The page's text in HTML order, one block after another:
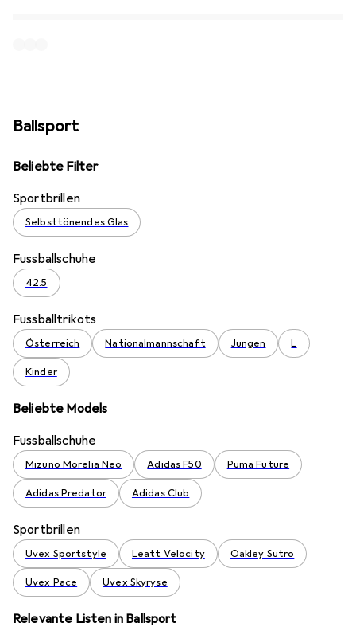
Ballsport
Beliebte Filter
Sportbrillen
Selbsttönendes Glas
Fussballschuhe
42.5
Fussballtrikots
Österreich Nationalmannschaft Jungen L
Kinder
Beliebte Models
Fussballschuhe
Mizuno Morelia Neo Adidas F50 Puma Future
Adidas Predator Adidas Club
Sportbrillen
Uvex Sportstyle Leatt Velocity Oakley Sutro
Uvex Pace Uvex Skyryse
Relevante Listen in Ballsport